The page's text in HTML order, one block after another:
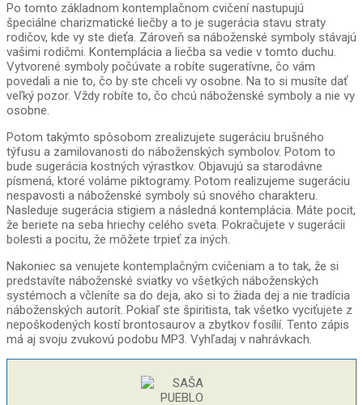
Po tomto základnom kontemplačnom cvičení nastupujú
špeciálne charizmatické liečby a to je sugerácia stavu straty
rodičov, kde vy ste dieťa. Zároveň sa náboženské symboly stávajú
vašimi rodičmi. Kontemplácia a liečba sa vedie v tomto duchu.
Vytvorené symboly počúvate a robíte sugeratívne, čo vám
povedali a nie to, čo by ste chceli vy osobne. Na to si musíte dať
veľký pozor. Vždy robíte to, čo chcú náboženské symboly a nie vy
osobne.
Potom takýmto spôsobom zrealizujete sugeráciu brušného
týfusu a zamilovanosti do náboženských symbolov. Potom to
bude sugerácia kostných výrastkov. Objavujú sa starodávne
písmená, ktoré voláme piktogramy. Potom realizujeme sugeráciu
nespavosti a náboženské symboly sú snového charakteru.
Nasleduje sugerácia stigiem a následná kontemplácia. Máte pocit,
že beriete na seba hriechy celého sveta. Pokračujete v sugerácii
bolesti a pocitu, že môžete trpieť za iných.
Nakoniec sa venujete kontemplačným cvičeniam a to tak, že si
predstavíte náboženské sviatky vo všetkých náboženských
systémoch a včleníte sa do deja, ako si to žiada dej a nie tradícia
náboženských autorít. Pokiaľ ste špiritista, tak všetko vyciťujete z
nepoškodených kostí brontosaurov a zbytkov fosílií. Tento zápis
má aj svoju zvukovú podobu MP3. Vyhľadaj v nahrávkach.